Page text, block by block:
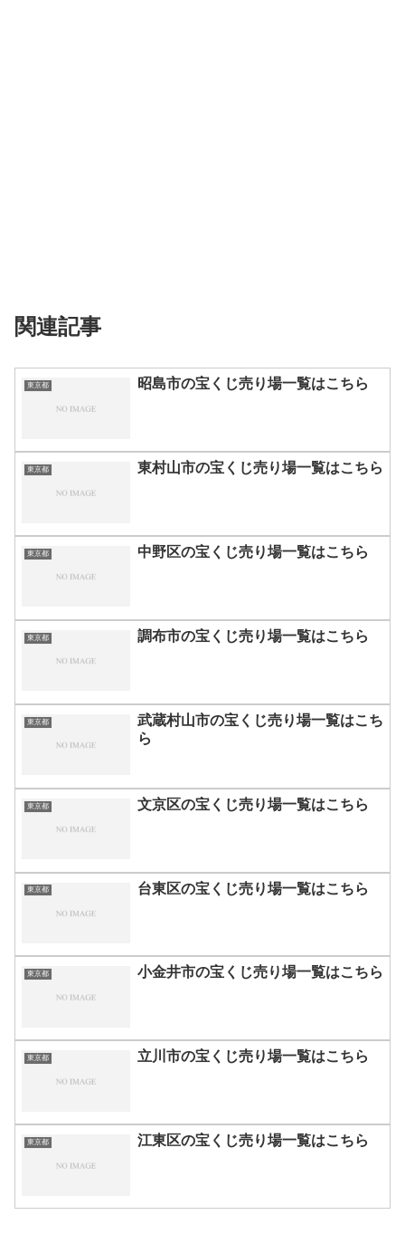
関連記事
東京都 昭島市の宝くじ売り場一覧はこちら
東京都 東村山市の宝くじ売り場一覧はこちら
東京都 中野区の宝くじ売り場一覧はこちら
東京都 調布市の宝くじ売り場一覧はこちら
東京都
武蔵村山市の宝くじ売り場一覧はこち
ら
東京都 文京区の宝くじ売り場一覧はこちら
東京都 台東区の宝くじ売り場一覧はこちら
東京都 小金井市の宝くじ売り場一覧はこちら
東京都 立川市の宝くじ売り場一覧はこちら
東京都 江東区の宝くじ売り場一覧はこちら